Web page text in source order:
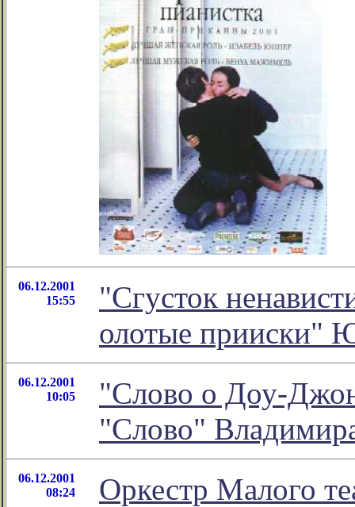
06.12.2001
15:55
"Сгусток
олотые прииски"
06.12.2001
10:05
"Слово о Доу-
"Слово"
06.12.2001
08:24
Оркестр Малого